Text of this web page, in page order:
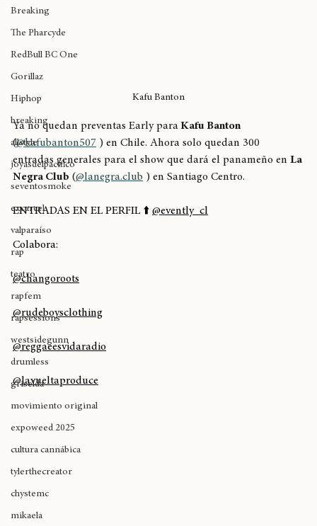
Joey Bada$$
Breaking
The Pharcyde
RedBull BC One
Gorillaz
Hiphop
breaking
allstyle
joyasdelpacífico
seventosmoke
excarcel
valparaíso
rap
teatro
rapfem
rapsessions
westsidegunn
drumless
griselda
movimiento original
expoweed 2025
cultura cannábica
tylerthecreator
chystemc
Ya no quedan preventas Early para Kafu Banton
(@kafubanton507 ) en Chile. Ahora solo quedan 300
entradas generales para el show que dará el panameño en
ENTRADAS EN EL PERFIL ⬆️
@changoroots
@reggaeesvidaradio
@lavueltaproduce